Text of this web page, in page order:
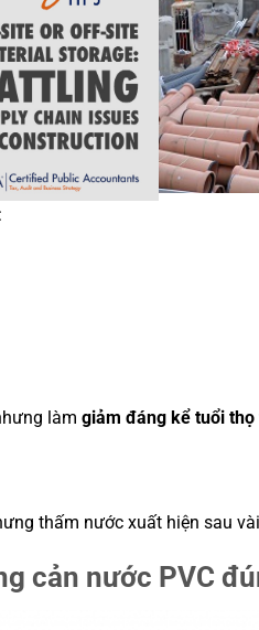
làm giảm đáng kể tuổi thọ
thấm nước xuất hiện sau
cản nước PVC